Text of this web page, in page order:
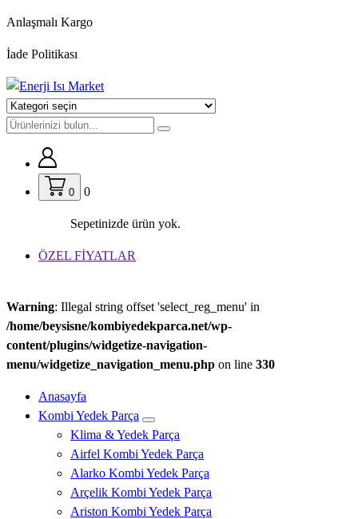
İçeriğe
Anlaşmalı Kargo
İade Politikası
0 0
Sepetinizde ürün yok.
ÖZEL FİYATLAR
Warning: Illegal string offset 'select_reg_menu' in
/home/beysisne/kombiyedekparca.net/wp-
content/plugins/widgetize-navigation-
menu/widgetize_navigation_menu.php on line 330
Anasayfa
Kombi Yedek Parça
Klima & Yedek Parça
Airfel Kombi Yedek Parça
Alarko Kombi Yedek Parça
Arçelik Kombi Yedek Parça
Ariston Kombi Yedek Parça